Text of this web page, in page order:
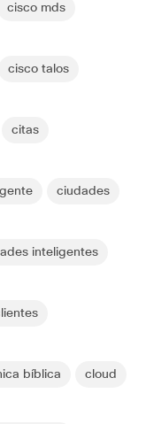
cisco mds
cisco talos
citas
ciudades
inteligentes
bíblica cloud